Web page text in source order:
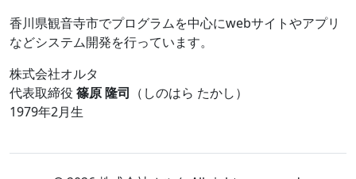
香川県観音寺市でプログラムを中心にwebサイトやアプリ
などシステム開発を行っています。
株式会社オルタ
代表取締役 篠原 隆司 （しのはら たかし）
1979年2月生